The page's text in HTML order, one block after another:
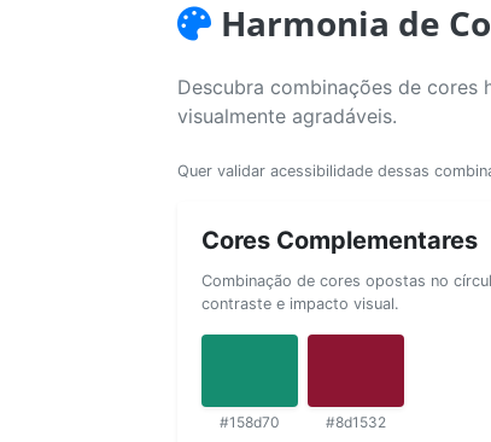
Harmonia de
Descubra combinações de cores
visualmente agradáveis.
Quer validar acessibilidade dessas
Cores Complementares
Combinação de cores opostas no
contraste e impacto visual.
#158d70 #8d1532